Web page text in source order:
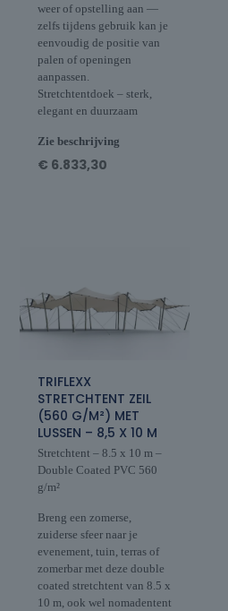
weer of opstelling aan —
zelfs tijdens gebruik kan je
eenvoudig de positie van
palen of openingen
aanpassen.
Stretchtentdoek – sterk,
elegant en duurzaam
Zie beschrijving
€ 6.833,30
TRIFLEXX
STRETCHTENT ZEIL
(560 G/M²) MET
LUSSEN – 8,5 X 10 M
Stretchtent – 8.5 x 10 m –
Double Coated PVC 560
g/m²
Breng een zomerse,
zuiderse sfeer naar je
evenement, tuin, terras of
zomerbar met deze double
coated stretchtent van 8.5 x
10 m, ook wel nomadentent